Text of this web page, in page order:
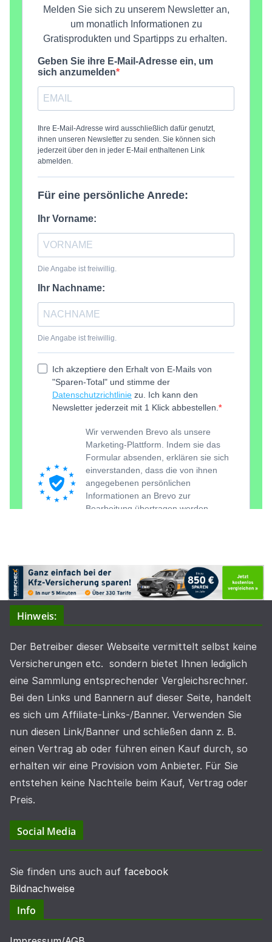
Hinweis:
Der Betreiber dieser Webseite vermittelt selbst keine
Versicherungen etc. sondern bietet Ihnen lediglich
eine Sammlung entsprechender Vergleichsrechner.
Bei den Links und Bannern auf dieser Seite, handelt
es sich um Affiliate-Links-/Banner. Verwenden Sie
nun diesen Link/Banner und schließen dann z. B.
einen Vertrag ab oder führen einen Kauf durch, so
erhalten wir eine Provision vom Anbieter. Für Sie
entstehen keine Nachteile beim Kauf, Vertrag oder
Preis.
Social Media
Sie finden uns auch auf facebook
Bildnachweise
Info